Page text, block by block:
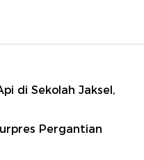
di Sekolah Jaksel,
Pergantian